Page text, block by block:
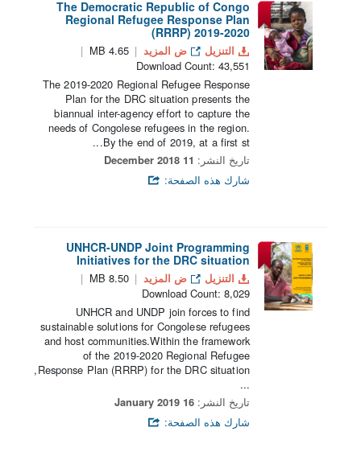
The Democratic Republic of Congo
Regional Refugee Response Plan
(RRRP) 2019-2020
التنزيل ض المزيد
4.65 MB
Download Count: 43,551
The 2019-2020 Regional Refugee Response
Plan for the DRC situation presents the
biannual inter-agency effort to capture the
needs of Congolese refugees in the region.
By the end of 2019, at a first st...
تاريخ النشر: 11 December 2018
شارك هذه الصفحة:
UNHCR-UNDP Joint Programming
Initiatives for the DRC situation
التنزيل ض المزيد
8.50 MB
Download Count: 8,029
UNHCR and UNDP join forces to find
sustainable solutions for Congolese refugees
and host communities.Within the framework
of the 2019-2020 Regional Refugee
Response Plan (RRRP) for the DRC situation,
...
تاريخ النشر: 16 January 2019
شارك هذه الصفحة: